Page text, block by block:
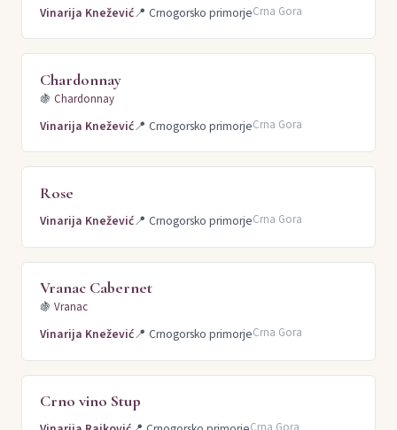
Vinarija Knežević📍 Crnogorsko primorjeCrna Gora
Chardonnay
🍇 Chardonnay
Vinarija Knežević📍 Crnogorsko primorjeCrna Gora
Rose
Vinarija Knežević📍 Crnogorsko primorjeCrna Gora
Vranac Cabernet
🍇 Vranac
Vinarija Knežević📍 Crnogorsko primorjeCrna Gora
Crno vino Stup